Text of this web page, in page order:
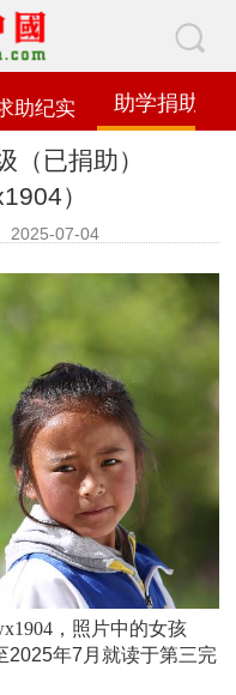
助纪实 助学捐助
（已捐助）
）
2025-07-04
，照片中的女孩
2025年7月就读于第三完